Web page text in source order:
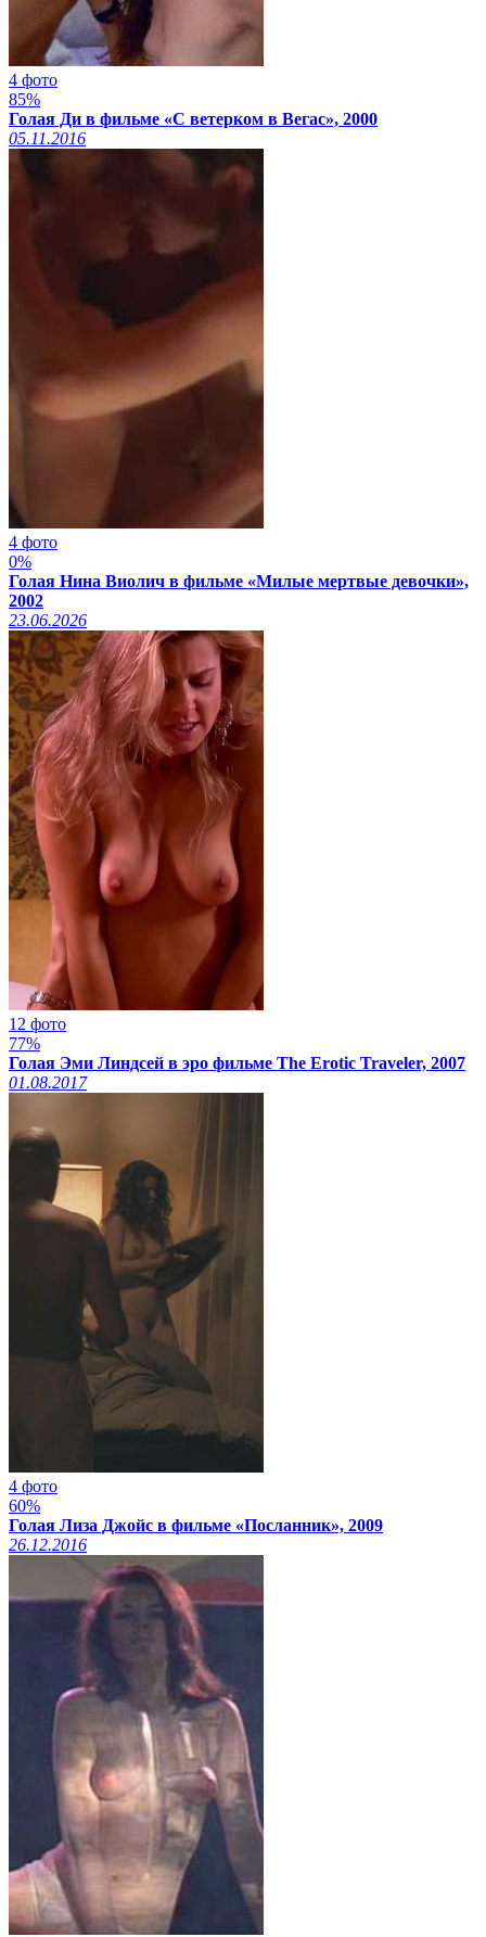
4 фото
85%
Голая Ди в фильме «С ветерком в Вегас», 2000
05.11.2016
4 фото
0%
Голая Нина Виолич в фильме «Милые мертвые девочки»,
2002
23.06.2026
12 фото
77%
Голая Эми Линдсей в эро фильме The Erotic Traveler, 2007
01.08.2017
4 фото
60%
Голая Лиза Джойс в фильме «Посланник», 2009
26.12.2016